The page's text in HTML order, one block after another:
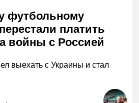
футбольному
платить
войны с Россией
выехать с Украины и стал